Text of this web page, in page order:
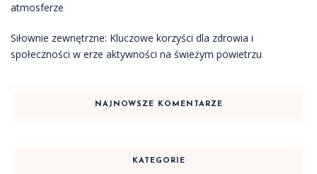
atmosferze
Siłownie zewnętrzne: Kluczowe korzyści dla zdrowia i
społeczności w erze aktywności na świeżym powietrzu
NAJNOWSZE KOMENTARZE
KATEGORIE